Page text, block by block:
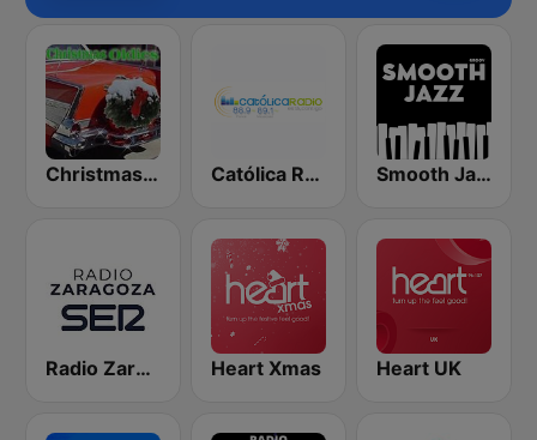
Christmas Oldies Católica Radio Smooth Jazz - Groov
Radio Zaragoza SER Heart Xmas Heart UK